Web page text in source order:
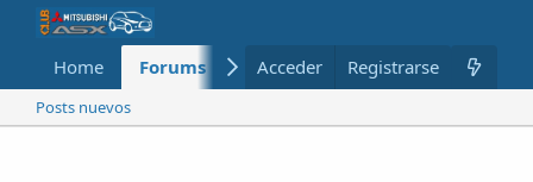
Home Forums Nuevo Miembros
Acceder Registrarse
Posts nuevos